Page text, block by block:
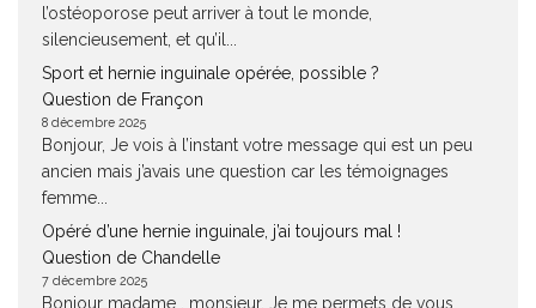
l’ostéoporose peut arriver à tout le monde,
silencieusement, et qu’il...
Sport et hernie inguinale opérée, possible ?
Question de Françon
8 décembre 2025
Bonjour, Je vois à l’instant votre message qui est un peu
ancien mais j’avais une question car les témoignages
femme...
Opéré d’une hernie inguinale, j’ai toujours mal !
Question de Chandelle
7 décembre 2025
Bonjour madame , monsieur, Je me permets de vous